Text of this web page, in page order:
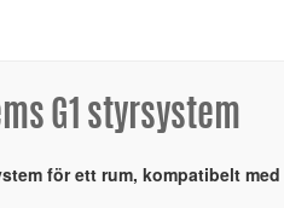
G1 styrsystem
för ett rum, kompatibelt